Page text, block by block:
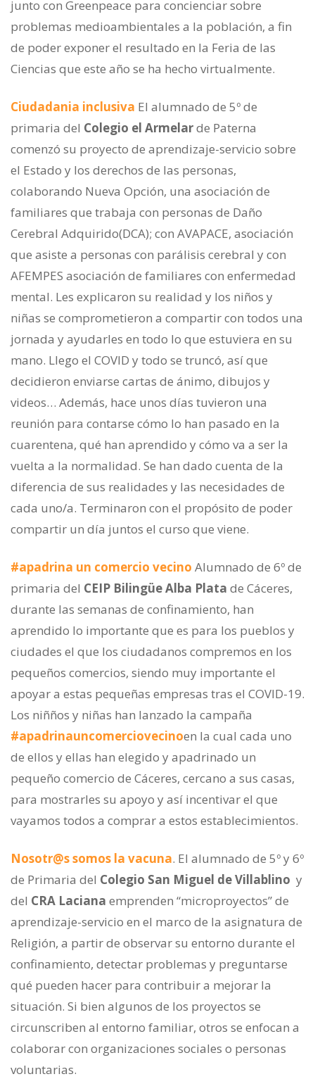
junto con Greenpeace para concienciar sobre
problemas medioambientales a la población, a fin
de poder exponer el resultado en la Feria de las
Ciencias que este año se ha hecho virtualmente.
Ciudadania inclusiva El alumnado de 5º de
primaria del Colegio el Armelarde Paterna
comenzó su proyecto de aprendizaje-servicio sobre
el Estado y los derechos de las personas,
colaborando Nueva Opción, una asociación de
familiares que trabaja con personas de Daño
Cerebral Adquirido(DCA); con AVAPACE, asociación
que asiste a personas con parálisis cerebral y con
AFEMPES asociación de familiares con enfermedad
mental. Les explicaron su realidad y los niños y
niñas se comprometieron a compartir con todos una
jornada y ayudarles en todo lo que estuviera en su
mano. Llego el COVID y todo se truncó, así que
decidieron enviarse cartas de ánimo, dibujos y
videos… Además, hace unos días tuvieron una
reunión para contarse cómo lo han pasado en la
cuarentena, qué han aprendido y cómo va a ser la
vuelta a la normalidad. Se han dado cuenta de la
diferencia de sus realidades y las necesidades de
cada uno/a. Terminaron con el propósito de poder
compartir un día juntos el curso que viene.
#apadrina un comercio vecino Alumnado de 6º de
primaria del CEIP Bilingüe Alba Plata de Cáceres,
durante las semanas de confinamiento, han
aprendido lo importante que es para los pueblos y
ciudades el que los ciudadanos compremos en los
pequeños comercios, siendo muy importante el
apoyar a estas pequeñas empresas tras el COVID-19.
Los niñños y niñas han lanzado la campaña
#apadrinauncomerciovecinoen la cual cada uno
de ellos y ellas han elegido y apadrinado un
pequeño comercio de Cáceres, cercano a sus casas,
para mostrarles su apoyo y así incentivar el que
vayamos todos a comprar a estos establecimientos.
Nosotr@s somos la vacuna. El alumnado de 5º y 6º
de Primaria del Colegio San Miguel de Villablino y
del CRA Laciana emprenden “microproyectos” de
aprendizaje-servicio en el marco de la asignatura de
Religión, a partir de observar su entorno durante el
confinamiento, detectar problemas y preguntarse
qué pueden hacer para contribuir a mejorar la
situación. Si bien algunos de los proyectos se
circunscriben al entorno familiar, otros se enfocan a
colaborar con organizaciones sociales o personas
voluntarias.